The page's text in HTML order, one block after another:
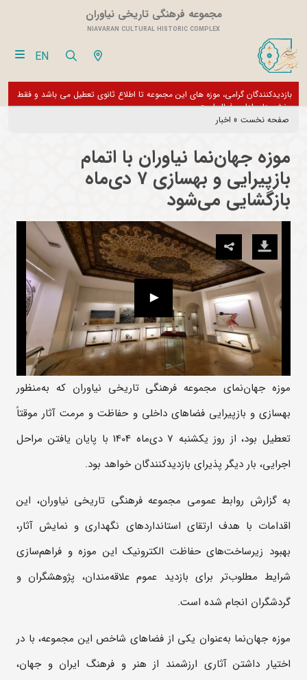
مجموعه فرهنگی تاریخی نیاوران
NIAVARAN CULTURAL HISTORIC COMPLEX
EN
بازدیدکنندگان گرامی، موزه های این مجموعه تا اطلاع ثانوی تعطیل می باشد و فقط
بخش های اداری فعال است
صفحه نخست » اخبار
موزه جهان‌نما نیاوران با اتمام
بازپیرایی و بهسازی 7 دی‌ماه
بازگشایی می‌شود
موزه جهان‌نمای مجموعه فرهنگی تاریخی نیاوران که به‌منظور
بهسازی و بازپیرایی فضا‌های داخلی و حفاظت و مرمت آثار موقتاً
تعطیل بود، از روز یکشنبه 7 دی‌ماه 1404 با پایان یافتن مراحل
اجرایی، بار دیگر پذیرای بازدیدکنندگان خواهد بود.
به گزارش روابط عمومی مجموعه فرهنگی تاریخی نیاوران، این
اقدامات با هدف ارتقای استاندارد‌های نگهداری و نمایش آثار،
بهبود زیرساخت‌های حفاظت الکترونیک این موزه و فراهم‌سازی
شرایط مطلوب‌تر برای بازدید عموم علاقه‌مندان، پژوهشگران و
گردشگران انجام شده است.
موزه جهان‌نما به‌عنوان یکی از فضا‌های شاخص این مجموعه، با در
اختیار داشتن آثاری ارزشمند از هنر و فرهنگ ایران و جهان،